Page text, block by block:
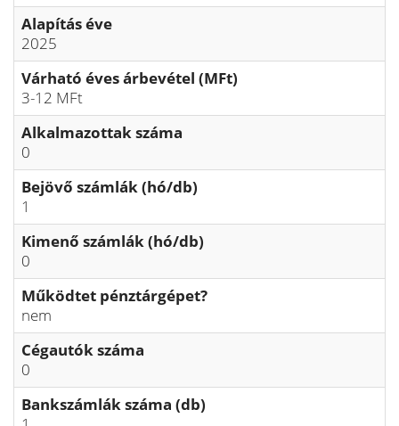
Alapítás éve
2025
Várható éves árbevétel (MFt)
3-12 MFt
Alkalmazottak száma
0
Bejövő számlák (hó/db)
1
Kimenő számlák (hó/db)
0
Működtet pénztárgépet?
nem
Cégautók száma
0
Bankszámlák száma (db)